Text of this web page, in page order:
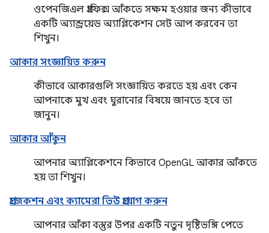
ওপেনজিএল গ্রাফিক্স আঁকতে সক্ষম হওয়ার জন্য কীভাবে
একটি অ্যান্ড্রয়েড অ্যাপ্লিকেশন সেট আপ করবেন তা
শিখুন।
আকার সংজ্ঞায়িত করুন
কীভাবে আকারগুলি সংজ্ঞায়িত করতে হয় এবং কেন
আপনাকে মুখ এবং ঘুরানোর বিষয়ে জানতে হবে তা
জানুন।
আকার আঁকুন
আপনার অ্যাপ্লিকেশনে কিভাবে OpenGL আকার আঁকতে
হয় তা শিখুন।
প্রজেকশন এবং ক্যামেরা ভিউ প্রয়োগ করুন
আপনার আঁকা বস্তুর উপর একটি নতুন দৃষ্টিভঙ্গি পেতে